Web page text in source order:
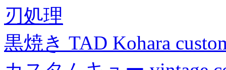
刃処理
黒焼き TAD Kohara